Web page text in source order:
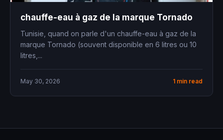
chauffe-eau à gaz de la marque Tornado
Tunisie, quand on parle d'un chauffe-eau à gaz de la
marque Tornado (souvent disponible en 6 litres ou 10
litres,...
May 30, 2026 1 min read